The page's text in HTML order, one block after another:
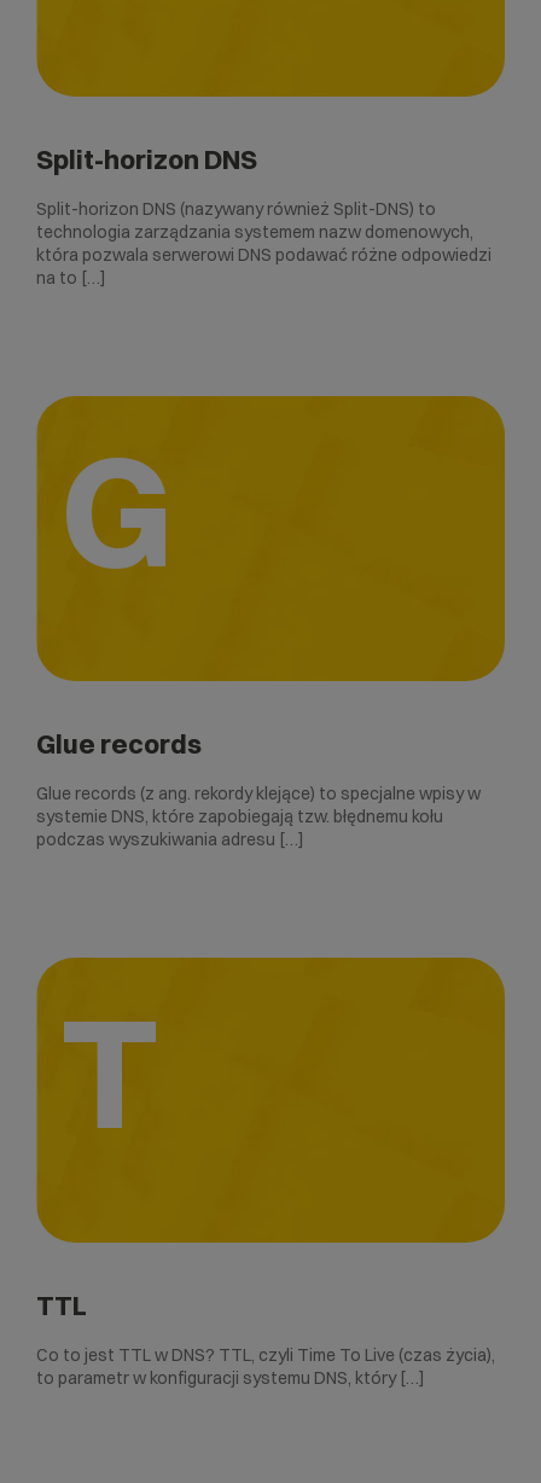
Split-horizon DNS
Split-horizon DNS (nazywany również Split-DNS) to
technologia zarządzania systemem nazw domenowych,
która pozwala serwerowi DNS podawać różne odpowiedzi
na to […]
G
Glue records
Glue records (z ang. rekordy klejące) to specjalne wpisy w
systemie DNS, które zapobiegają tzw. błędnemu kołu
podczas wyszukiwania adresu […]
T
TTL
Co to jest TTL w DNS? TTL, czyli Time To Live (czas życia),
to parametr w konfiguracji systemu DNS, który […]